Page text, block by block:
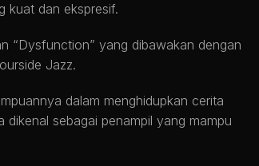
kuat dan ekspresif.
“Dysfunction” yang dibawakan dengan
Jazz.
dalam menghidupkan cerita
sebagai penampil yang mampu